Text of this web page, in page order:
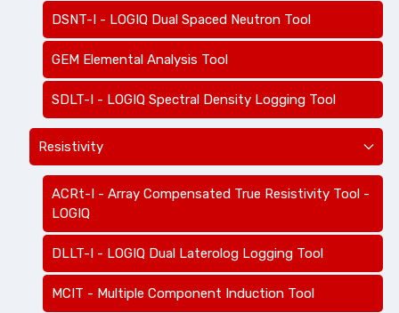
DSNT-I - LOGIQ Dual Spaced Neutron Tool
GEM Elemental Analysis Tool
SDLT-I - LOGIQ Spectral Density Logging Tool
Resistivity
ACRt-I - Array Compensated True Resistivity Tool -
LOGIQ
DLLT-I - LOGIQ Dual Laterolog Logging Tool
MCIT - Multiple Component Induction Tool